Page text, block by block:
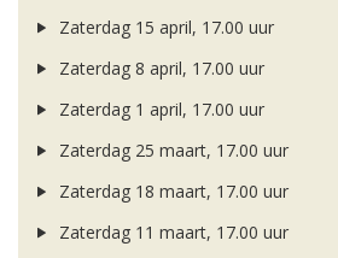
Zaterdag 15 april, 17.00 uur
Zaterdag 8 april, 17.00 uur
Zaterdag 1 april, 17.00 uur
Zaterdag 25 maart, 17.00 uur
Zaterdag 18 maart, 17.00 uur
Zaterdag 11 maart, 17.00 uur